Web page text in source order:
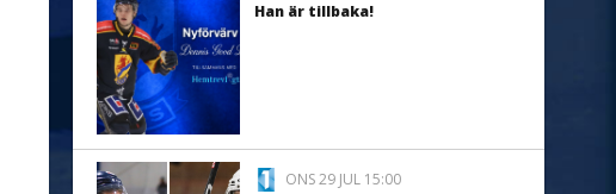
Han är tillbaka!
ONS 29 JUL 15:00